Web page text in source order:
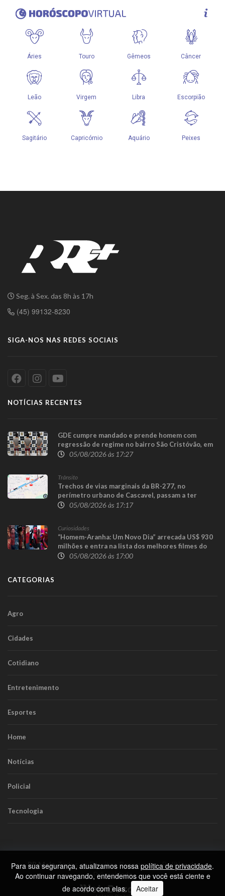
Seg. à Sex. das 8h às 17h
(45) 99132-8230
SIGA-NOS NAS REDES SOCIAIS
NOTÍCIAS RECENTES
GDE cumpre mandado e prende homem com
regressão de regime no bairro São Cristóvão, em
Cascavel
05/08/2026 às 17:27
Trânsito
Trechos de vias marginais da BR-277, no
perímetro urbano de Cascavel, passam a ter
sentido único para execução das obras da
05/08/2026 às 17:17
Curiosidades
“Homem-Aranha: Um Novo Dia” arrecada US$ 930
milhões e entra na lista dos melhores filmes do
herói05/08/2026 às 17:00
CATEGORIAS
Agro
Cidades
Cotidiano
Entretenimento
Esportes
Home
Notícias
Policial
Tecnologia
RR Mais. Todos os Direitos Reservados.Política de
Privacidade
Para sua segurança, atualizamos nossa política de privacidade.
Ao continuar navegando, entendemos que você está ciente e
de acordo com elas. Aceitar